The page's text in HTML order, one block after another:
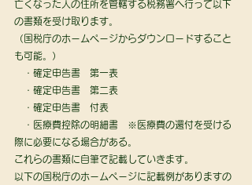
亡くなった人の住所を管轄する税務署へ行って以下
の書類を受け取ります。
（国税庁のホームページからダウンロードすること
も可能。）
・確定申告書　第一表
・確定申告書　第二表
・確定申告書　付表
・医療費控除の明細書　※医療費の還付を受ける
際に必要になる場合がある。
これらの書類に自筆で記載していきます。
以下の国税庁のホームページに記載例がありますの